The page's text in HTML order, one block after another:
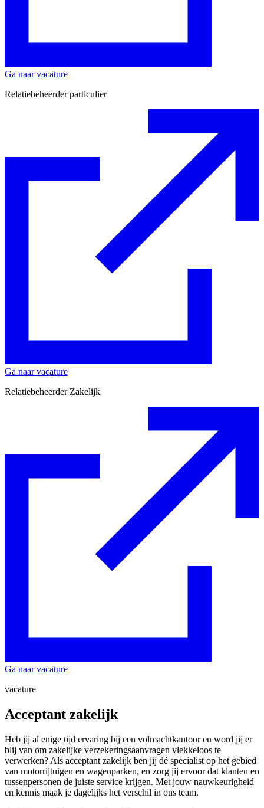
Ga naar vacature
Relatiebeheerder particulier
Ga naar vacature
Relatiebeheerder Zakelijk
Ga naar vacature
vacature
Acceptant zakelijk
Heb jij al enige tijd ervaring bij een volmachtkantoor en word jij er
blij van om zakelijke verzekeringsaanvragen vlekkeloos te
verwerken? Als acceptant zakelijk ben jij dé specialist op het gebied
van motorrijtuigen en wagenparken, en zorg jij ervoor dat klanten en
tussenpersonen de juiste service krijgen. Met jouw nauwkeurigheid
en kennis maak je dagelijks het verschil in ons team.